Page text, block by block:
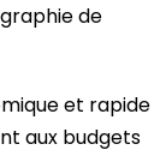
de
et rapide
aux budgets